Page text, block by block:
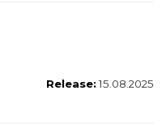
Release:15.08.2025